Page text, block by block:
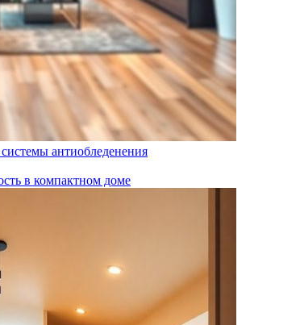
антиобледенения
в компактном доме